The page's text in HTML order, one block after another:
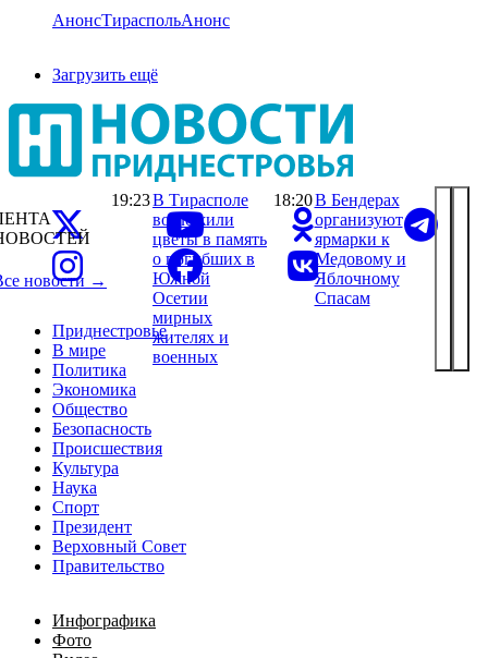
АнонсТираспольАнонс
Загрузить ещё
Приднестровье
В мире
Политика
Экономика
Общество
Безопасность
Происшествия
Культура
Наука
Спорт
Президент
Верховный Совет
Правительство
Инфографика
Фото
новости →
19:23В Тирасполе
возложили
цветы в память
о погибших в
Южной
Осетии
мирных
жителях и
военных
18:20В Бендерах
организуют
ярмарки к
Медовому и
Яблочному
Спасам